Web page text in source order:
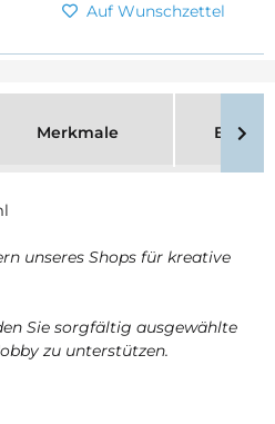
Auf Wunschzettel
Merkmale
unseres Shops für kreative
Sie sorgfältig ausgewählte
zu unterstützen.